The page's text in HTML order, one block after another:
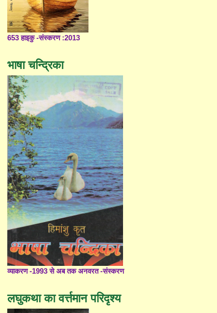
653 हाइकु -संस्करण :2013
भाषा चन्द्रिका
व्याकरण -1993 से अब तक अनवरत -संस्करण
लघुकथा का वर्त्तमान परिदृश्य